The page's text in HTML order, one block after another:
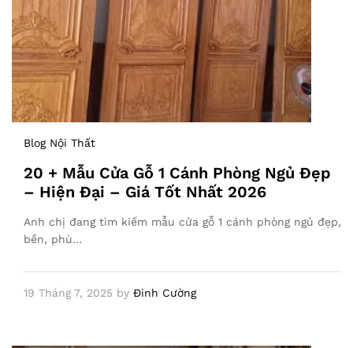
Blog Nội Thất
20 + Mẫu Cửa Gỗ 1 Cánh Phòng Ngủ Đẹp
– Hiện Đại – Giá Tốt Nhất 2026
Anh chị đang tìm kiếm mẫu cửa gỗ 1 cánh phòng ngủ đẹp,
bền, phù…
19 Tháng 7, 2025 by Đinh Cường